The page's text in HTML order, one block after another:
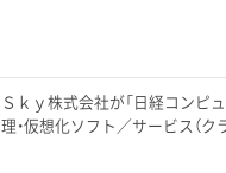
Ｓｋｙ株式会社が「日経コンピ
理・仮想化ソフト／サービス（